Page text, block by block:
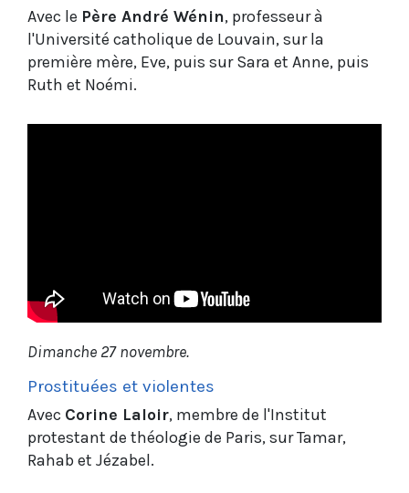
Avec le Père André Wénin, professeur à
l'Université catholique de Louvain, sur la
première mère, Eve, puis sur Sara et Anne, puis
Ruth et Noémi.
Dimanche 27 novembre.
Prostituées et violentes
Avec Corine Laloir, membre de l'Institut
protestant de théologie de Paris, sur Tamar,
Rahab et Jézabel.